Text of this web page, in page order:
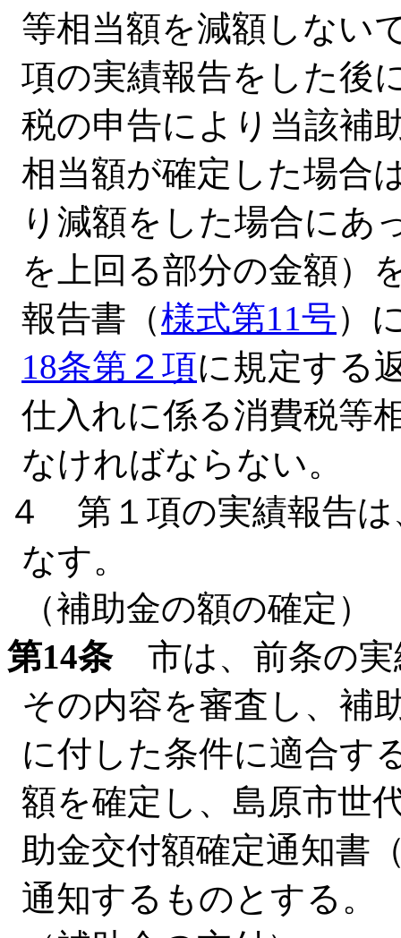
等相当額を減額しない
項の実績報告をした後
税の申告により当該補
相当額が確定した場合
り減額をした場合にあ
を上回る部分の金額）
報告書（様式第11号）
18条第２項に規定する
仕入れに係る消費税等
なければならない。
４ 第１項の実績報告は
なす。
（補助金の額の確定）
第14条市は、前条の実
その内容を審査し、補
に付した条件に適合す
額を確定し、島原市世
助金交付額確定通知書
通知するものとする。